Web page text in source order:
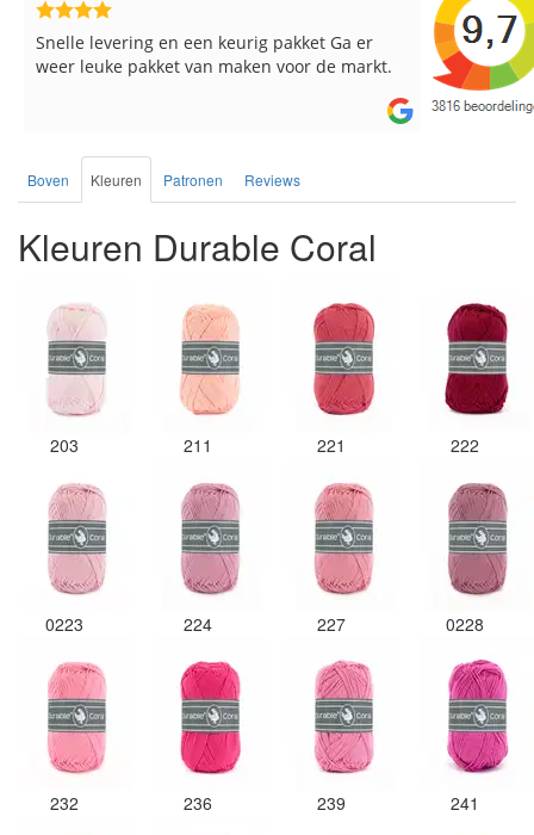
Reeds meerdere keren breigaren en
breinaalden besteld, altijd heel tevreden over
Snelle
Boven Kleuren Patronen Reviews
Kleuren Durable Coral
203 211 221 222
0223 224 227 0228
232 236 239 241